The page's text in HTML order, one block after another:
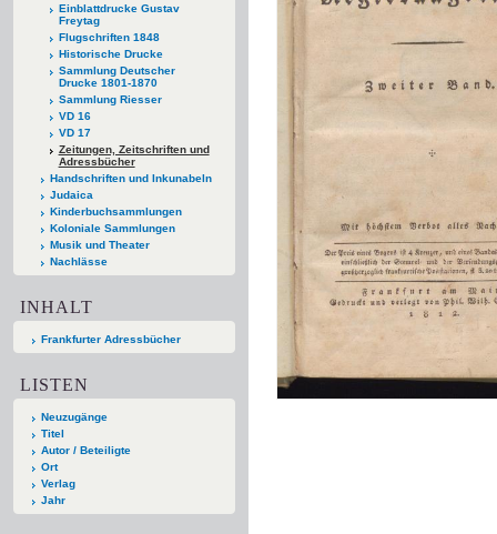
Einblattdrucke Gustav
Freytag
Flugschriften 1848
Historische Drucke
Sammlung Deutscher
Drucke 1801-1870
Sammlung Riesser
VD 16
VD 17
Zeitungen, Zeitschriften und
Adressbücher
Handschriften und Inkunabeln
Judaica
Kinderbuchsammlungen
Koloniale Sammlungen
Musik und Theater
Nachlässe
INHALT
Frankfurter Adressbücher
LISTEN
Neuzugänge
Titel
Autor / Beteiligte
Ort
Verlag
Jahr